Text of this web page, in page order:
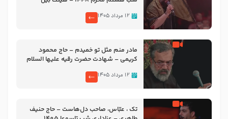
۱۲ مرداد ۱۴۰۵
مادر منم مثل تو خمیدم – حاج محمود
کریمی – شهادت حضرت رقیه علیها السلام
۱۲ مرداد ۱۴۰۵
تک ، عبّاس، صاحب دل‌هاست – حاج حنیف